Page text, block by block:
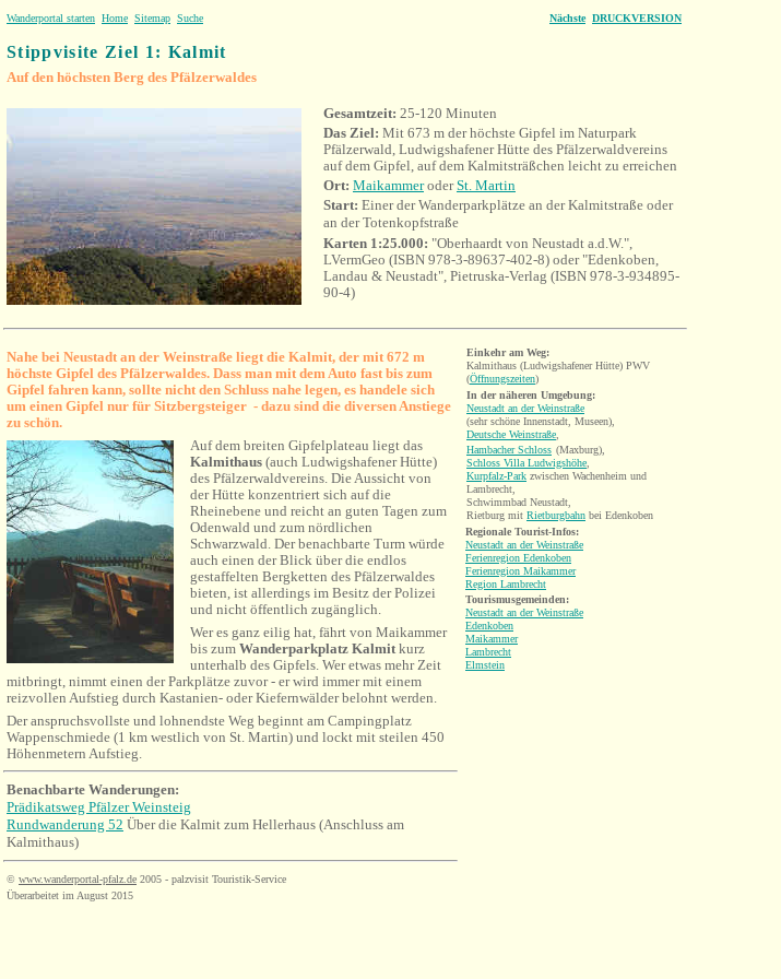
Wanderportal starten Home Sitemap Suche Nächste DRUCKVERSION
Stippvisite Ziel 1: Kalmit
Auf den höchsten Berg des Pfälzerwaldes
Gesamtzeit: 25-120 Minuten
Das Ziel: Mit 673 m der höchste Gipfel im Naturpark
Pfälzerwald, Ludwigshafener Hütte des Pfälzerwaldvereins
auf dem Gipfel, auf dem Kalmitsträßchen leicht zu erreichen
Ort: MaikammeroderSt. Martin
Start: Einer der Wanderparkplätze an der Kalmitstraße oder
an der Totenkopfstraße
Karten 1:25.000: "Oberhaardt von Neustadt a.d.W.",
LVermGeo (ISBN 978-3-89637-402-8) oder "Edenkoben,
Landau & Neustadt", Pietruska-Verlag (ISBN 978-3-934895-
90-4)
Nahe bei Neustadt an der Weinstraße liegt die Kalmit, der mit 672 m
höchste Gipfel des Pfälzerwaldes. Dass man mit dem Auto fast bis zum
Gipfel fahren kann, sollte nicht den Schluss nahe legen, es handele sich
um einen Gipfel nur für Sitzbergsteiger - dazu sind die diversen Anstiege
zu schön.
Auf dem breiten Gipfelplateau liegt das
Kalmithaus (auch Ludwigshafener Hütte)
des Pfälzerwaldvereins. Die Aussicht von
der Hütte konzentriert sich auf die
Rheinebene und reicht an guten Tagen zum
Odenwald und zum nördlichen
Schwarzwald. Der benachbarte Turm würde
auch einen der Blick über die endlos
gestaffelten Bergketten des Pfälzerwaldes
bieten, ist allerdings im Besitz der Polizei
und nicht öffentlich zugänglich.
Wer es ganz eilig hat, fährt von Maikammer
bis zum Wanderparkplatz Kalmitkurz
unterhalb des Gipfels. Wer etwas mehr Zeit
mitbringt, nimmt einen der Parkplätze zuvor - er wird immer mit einem
reizvollen Aufstieg durch Kastanien- oder Kiefernwälder belohnt werden.
Der anspruchsvollste und lohnendste Weg beginnt am Campingplatz
Wappenschmiede (1 km westlich von St. Martin) und lockt mit steilen 450
Höhenmetern Aufstieg.
Benachbarte Wanderungen:
Prädikatsweg Pfälzer Weinsteig
Rundwanderung 52 Über die Kalmit zum Hellerhaus (Anschluss am
Kalmithaus)
© www.wanderportal-pfalz.de 2005 - palzvisit Touristik-Service
Überarbeitet im August 2015
Einkehr am Weg:
Kalmithaus (Ludwigshafener Hütte) PWV
(Öffnungszeiten)
In der näheren Umgebung:
Neustadt an der Weinstraße
(sehr schöne Innenstadt, Museen),
Deutsche Weinstraße
Hambacher Schloss (Maxburg),
Schloss Villa Ludwigshöhe
Kurpfalz-Park zwischen Wachenheim und
Lambrecht,
Schwimmbad Neustadt,
Rietburg mit Rietburgbahn bei Edenkoben
Regionale Tourist-Infos:
Neustadt an der Weinstraße
Ferienregion Edenkoben
Ferienregion Maikammer
Region Lambrecht
Tourismusgemeinden:
Neustadt an der Weinstraße
Edenkoben
Maikammer
Lambrecht
Elmstein